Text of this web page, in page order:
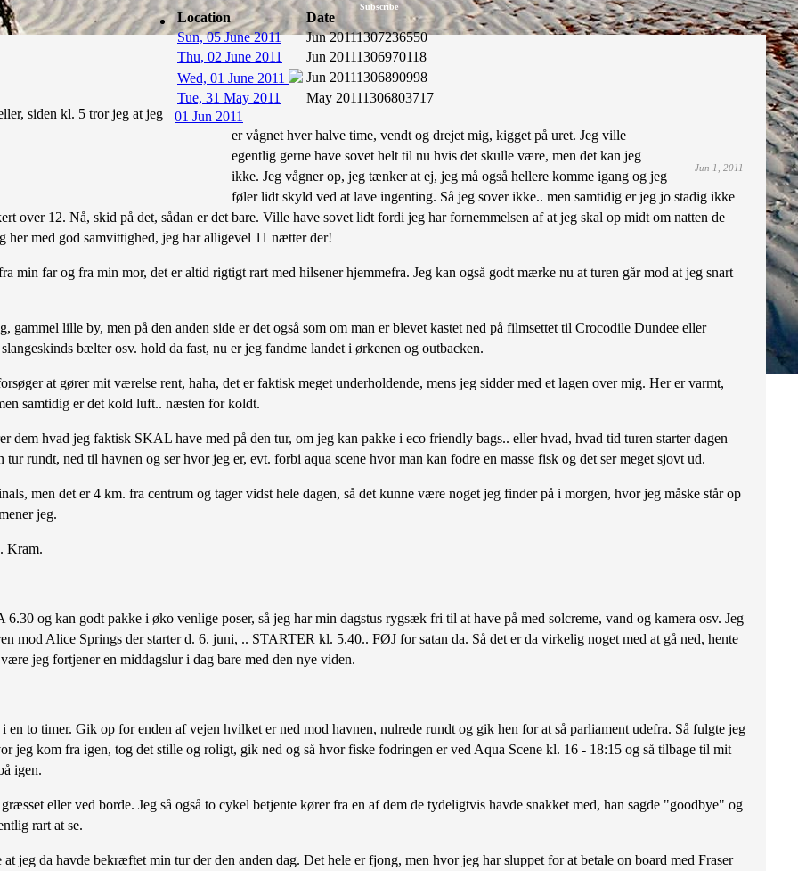
Subscribe
Location
Date
Sun, 05 June 2011
Jun 20111307236550
Thu, 02 June 2011
Jun 20111306970118
Wed, 01 June 2011
Jun 20111306890998
Tue, 31 May 2011
May 20111306803717
01 Jun 2011
Jun 1, 2011
siden kl. 5 tror jeg at jeg
er vågnet hver halve time, vendt og drejet mig, kigget på uret. Jeg ville
egentlig gerne have sovet helt til nu hvis det skulle være, men det kan jeg
ikke. Jeg vågner op, jeg tænker at ej, jeg må også hellere komme igang og jeg
føler lidt skyld ved at lave ingenting. Så jeg sover ikke.. men samtidig er jeg jo stadig ikke
over 12. Nå, skid på det, sådan er det bare. Ville have sovet lidt fordi jeg har fornemmelsen af at jeg skal op midt om natten de
her med god samvittighed, jeg har alligevel 11 nætter der!
far og fra min mor, det er altid rigtigt rart med hilsener hjemmefra. Jeg kan også godt mærke nu at turen går mod at jeg snart
lille by, men på den anden side er det også som om man er blevet kastet ned på filmsettet til Crocodile Dundee eller
bælter osv. hold da fast, nu er jeg fandme landet i ørkenen og outbacken.
at gører mit værelse rent, haha, det er faktisk meget underholdende, mens jeg sidder med et lagen over mig. Her er varmt,
samtidig er det kold luft.. næsten for koldt.
dem hvad jeg faktisk SKAL have med på den tur, om jeg kan pakke i eco friendly bags.. eller hvad, hvad tid turen starter dagen
rundt, ned til havnen og ser hvor jeg er, evt. forbi aqua scene hvor man kan fodre en masse fisk og det ser meget sjovt ud.
men det er 4 km. fra centrum og tager vidst hele dagen, så det kunne være noget jeg finder på i morgen, hvor jeg måske står op
jeg.
Kram.
og kan godt pakke i øko venlige poser, så jeg har min dagstus rygsæk fri til at have på med solcreme, vand og kamera osv. Jeg
mod Alice Springs der starter d. 6. juni, .. STARTER kl. 5.40.. FØJ for satan da. Så det er da virkelig noget med at gå ned, hente
jeg fortjener en middagslur i dag bare med den nye viden.
en to timer. Gik op for enden af vejen hvilket er ned mod havnen, nulrede rundt og gik hen for at så parliament udefra. Så fulgte jeg
jeg kom fra igen, tog det stille og roligt, gik ned og så hvor fiske fodringen er ved Aqua Scene kl. 16 - 18:15 og så tilbage til mit
igen.
eller ved borde. Jeg så også to cykel betjente kører fra en af dem de tydeligtvis havde snakket med, han sagde "goodbye" og
rart at se.
jeg da havde bekræftet min tur der den anden dag. Det hele er fjong, men hvor jeg har sluppet for at betale on board med Fraser